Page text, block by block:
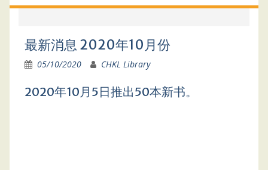
最新消息 2020年10月份
05/10/2020 CHKL Library
2020年10月5日推出50本新书。